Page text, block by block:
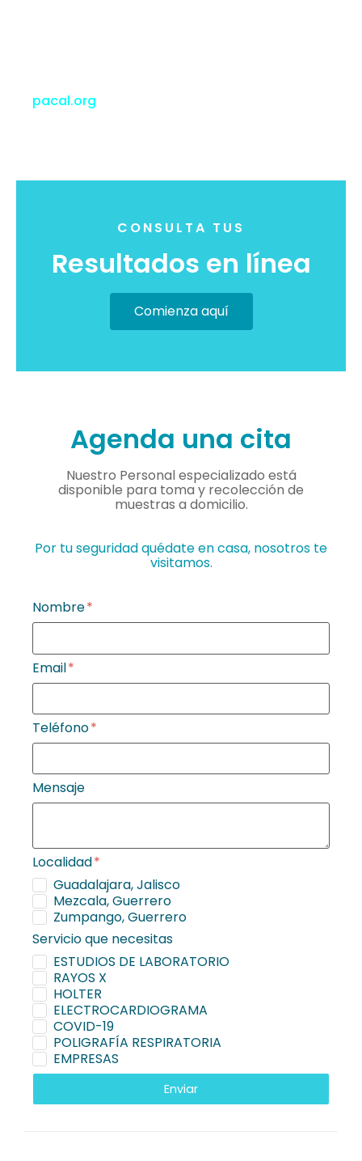
pacal.org
CONSULTA TUS
Resultados en línea
Comienza aquí
Agenda una cita
Nuestro Personal especializado está
disponible para toma y recolección de
muestras a domicilio.
Por tu seguridad quédate en casa, nosotros te
visitamos.
Nombre
Email
Teléfono
Mensaje
Localidad
Guadalajara, Jalisco
Mezcala, Guerrero
Zumpango, Guerrero
Servicio que necesitas
ESTUDIOS DE LABORATORIO
RAYOS X
HOLTER
ELECTROCARDIOGRAMA
COVID-19
POLIGRAFÍA RESPIRATORIA
EMPRESAS
Enviar